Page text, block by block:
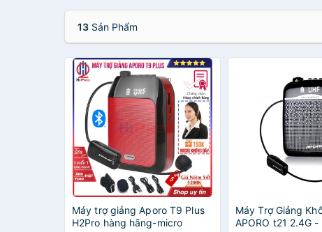
13 Sản Phẩm
Máy trợ giảng Aporo T9 Plus
H2Pro hàng hãng-micro
Máy Trợ Giảng
APORO t21 2.4G -